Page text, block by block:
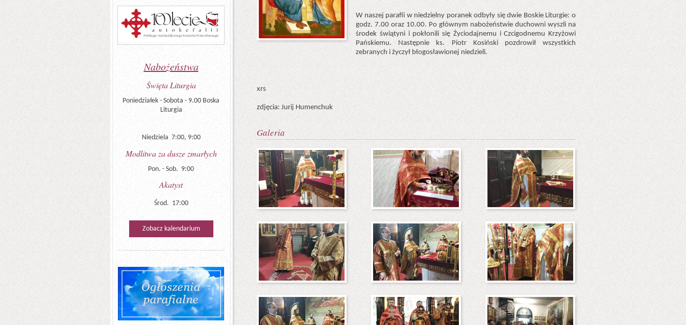
Nabożeństwa
Święta Liturgia
Poniedziałek - Sobota - 9.00 Boska
Liturgia
Niedziela 7:00, 9:00
Modlitwa za dusze zmarłych
Pon. - Sob. 9:00
Akatyst
Środ. 17:00
Zobacz kalendarium
W naszej parafii w niedzielny poranek odbyły się dwie Boskie Liturgie: o
godz. 7.00 oraz 10.00. Po głównym nabożeństwie duchowni wyszli na
środek świątyni i pokłonili się Życiodajnemu i Czcigodnemu Krzyżowi
Pańskiemu. Następnie ks. Piotr Kosiński pozdrowił wszystkich
zebranych i życzył błogosławionej niedzieli.
xrs
zdjęcia: Jurij Humenchuk
Galeria